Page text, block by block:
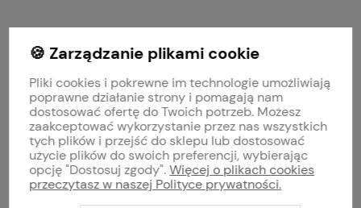
MOJE KONTO
PŁATNOŚCI I DOSTAWA
INFORMACJE
O NAS
🍪 Zarządzanie plikami cookie
Pliki cookies i pokrewne im technologie umożliwiają
poprawne działanie strony i pomagają nam
dostosować ofertę do Twoich potrzeb. Możesz
zaakceptować wykorzystanie przez nas wszystkich
tych plików i przejść do sklepu lub dostosować
użycie plików do swoich preferencji, wybierając
opcję "Dostosuj zgody".Więcej o plikach cookies
przeczytasz w naszej Polityce prywatności.